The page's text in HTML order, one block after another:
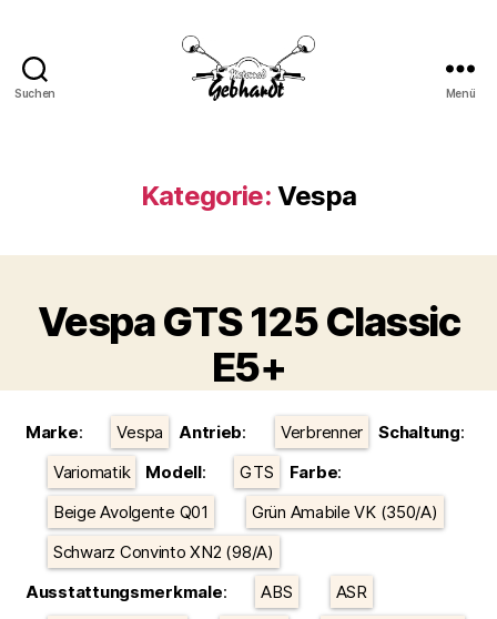
Suchen Menü
Kategorie: Vespa
Vespa GTS 125 Classic
E5+
Kategorien
Marke: Vespa Antrieb: Verbrenner Schaltung:
Variomatik
Modell: GTS Farbe:
Beige Avolgente Q01
Grün Amabile VK (350/A)
Schwarz Convinto XN2 (98/A)
Ausstattungsmerkmale: ABS
ASR